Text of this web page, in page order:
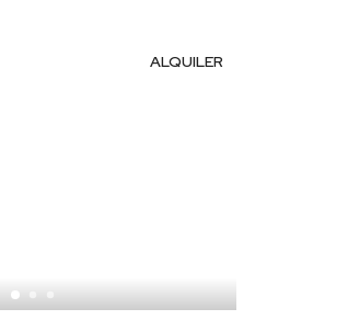
ALQUILER